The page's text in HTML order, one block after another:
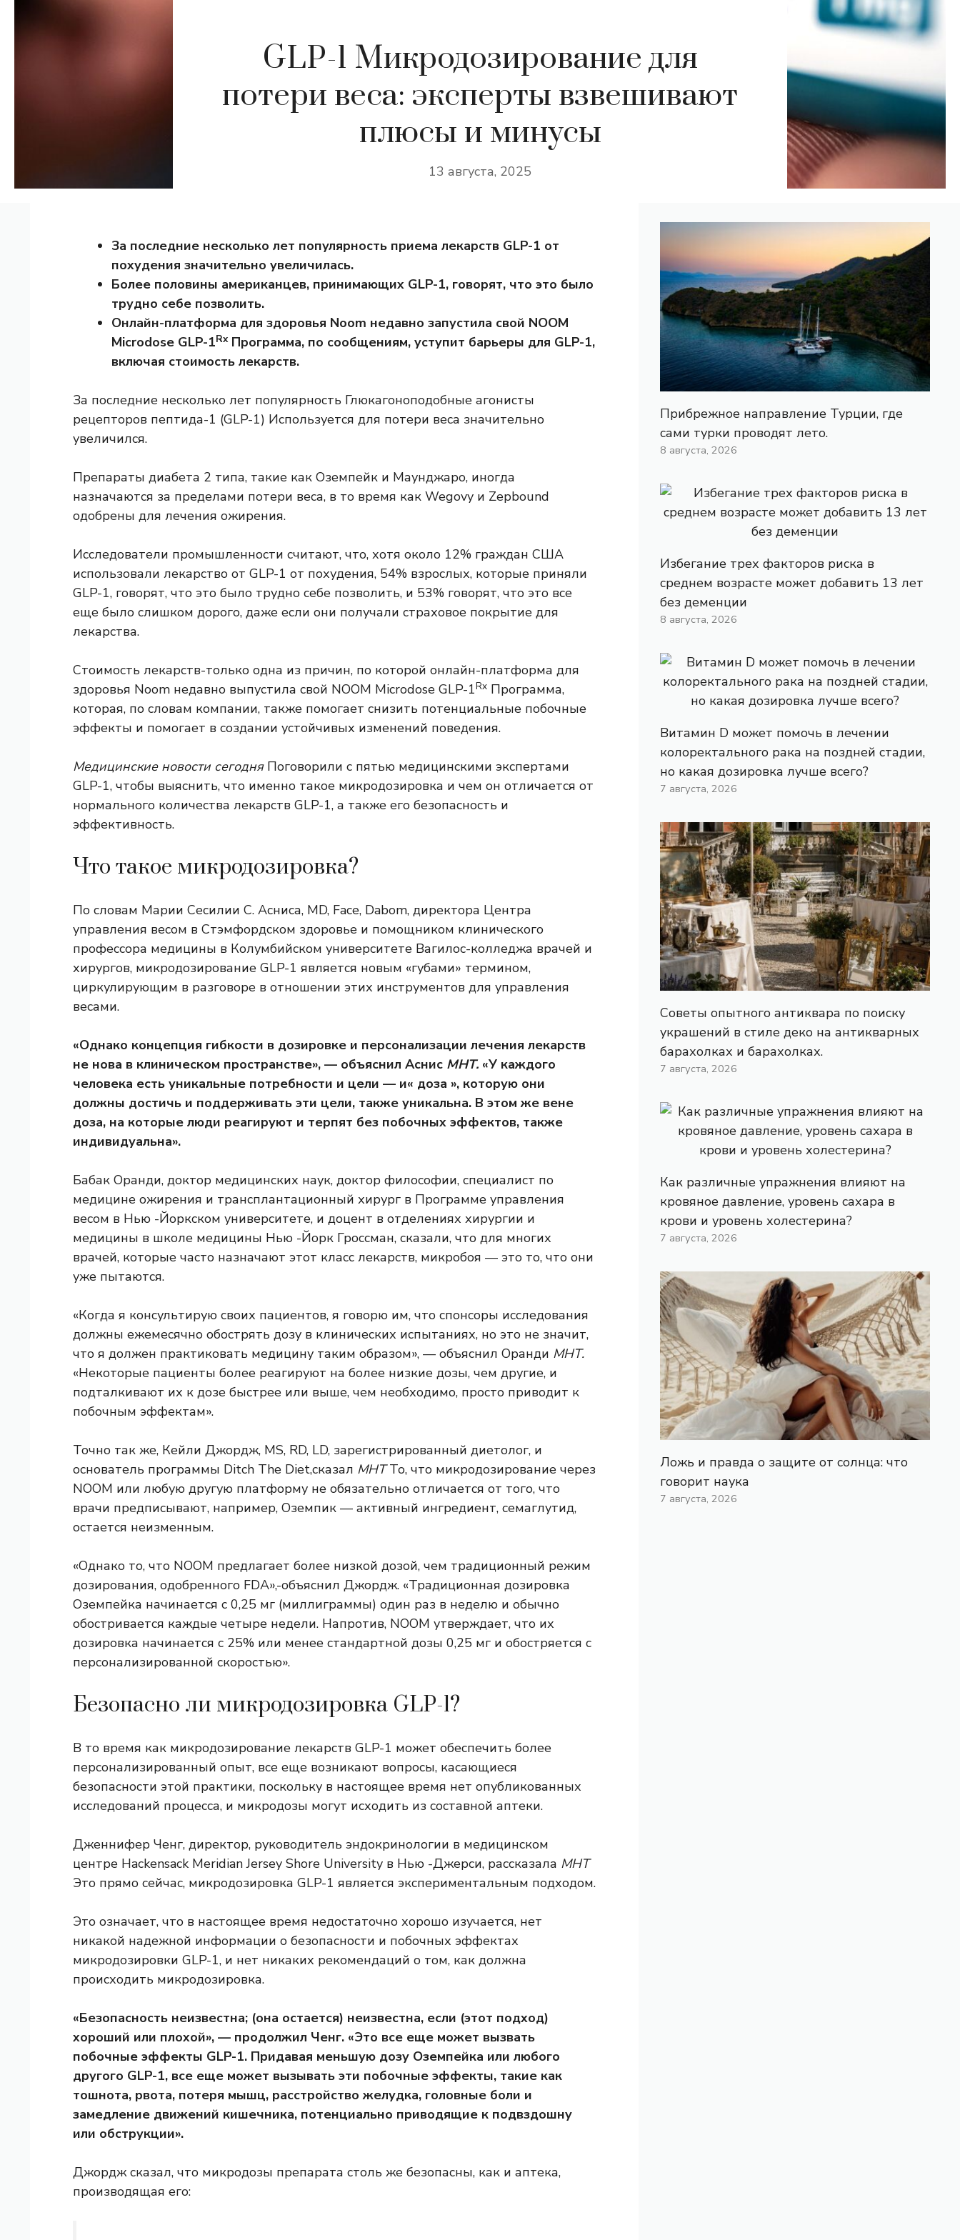
GLP-1 Микродозирование для
потери веса: эксперты взвешивают
плюсы и минусы
13 августа, 2025
За последние несколько лет популярность приема лекарств GLP-1 от
похудения значительно увеличилась.
Более половины американцев, принимающих GLP-1, говорят, что это было
трудно себе позволить.
Онлайн-платформа для здоровья Noom недавно запустила свой NOOM
Microdose GLP-1RxПрограмма, по сообщениям, уступит барьеры для GLP-1,
включая стоимость лекарств.
За последние несколько лет популярность Глюкагоноподобные агонисты
рецепторов пептида-1 (GLP-1) Используется для потери веса значительно
увеличился.
Препараты диабета 2 типа, такие как Оземпейк и Маунджаро, иногда
назначаются за пределами потери веса, в то время как Wegovy и Zepbound
одобрены для лечения ожирения.
Исследователи промышленности считают, что, хотя около 12% граждан США
использовали лекарство от GLP-1 от похудения, 54% взрослых, которые приняли
GLP-1, говорят, что это было трудно себе позволить, и 53% говорят, что это все
еще было слишком дорого, даже если они получали страховое покрытие для
лекарства.
Стоимость лекарств-только одна из причин, по которой онлайн-платформа для
здоровья Noom недавно выпустила свой NOOM Microdose GLP-1Rx Программа,
которая, по словам компании, также помогает снизить потенциальные побочные
эффекты и помогает в создании устойчивых изменений поведения.
Медицинские новости сегодняПоговорили с пятью медицинскими экспертами
GLP-1, чтобы выяснить, что именно такое микродозировка и чем он отличается от
нормального количества лекарств GLP-1, а также его безопасность и
эффективность.
Что такое микродозировка?
По словам Марии Сесилии С. Асниса, MD, Face, Dabom, директора Центра
управления весом в Стэмфордском здоровье и помощником клинического
профессора медицины в Колумбийском университете Вагилос-колледжа врачей и
хирургов, микродозирование GLP-1 является новым «губами» термином,
циркулирующим в разговоре в отношении этих инструментов для управления
весами.
«Однако концепция гибкости в дозировке и персонализации лечения лекарств
не нова в клиническом пространстве», — объяснил Аснис МНТ. «У каждого
человека есть уникальные потребности и цели — и« доза », которую они
должны достичь и поддерживать эти цели, также уникальна. В этом же вене
доза, на которые люди реагируют и терпят без побочных эффектов, также
индивидуальна».
Бабак Оранди, доктор медицинских наук, доктор философии, специалист по
медицине ожирения и трансплантационный хирург в Программе управления
весом в Нью -Йоркском университете, и доцент в отделениях хирургии и
медицины в школе медицины Нью -Йорк Гроссман, сказали, что для многих
врачей, которые часто назначают этот класс лекарств, микробоя — это то, что они
уже пытаются.
«Когда я консультирую своих пациентов, я говорю им, что спонсоры исследования
должны ежемесячно обострять дозу в клинических испытаниях, но это не значит,
что я должен практиковать медицину таким образом», — объяснил Оранди МНТ.
«Некоторые пациенты более реагируют на более низкие дозы, чем другие, и
подталкивают их к дозе быстрее или выше, чем необходимо, просто приводит к
побочным эффектам».
Точно так же, Кейли Джордж, MS, RD, LD, зарегистрированный диетолог, и
основатель программы Ditch The Diet,сказал МНТТо, что микродозирование через
NOOM или любую другую платформу не обязательно отличается от того, что
врачи предписывают, например, Оземпик — активный ингредиент, семаглутид,
остается неизменным.
«Однако то, что NOOM предлагает более низкой дозой, чем традиционный режим
дозирования, одобренного FDA»,-объяснил Джордж. «Традиционная дозировка
Оземпейка начинается с 0,25 мг (миллиграммы) один раз в неделю и обычно
обостривается каждые четыре недели. Напротив, NOOM утверждает, что их
дозировка начинается с 25% или менее стандартной дозы 0,25 мг и обостряется с
персонализированной скоростью».
Безопасно ли микродозировка GLP-1?
В то время как микродозирование лекарств GLP-1 может обеспечить более
персонализированный опыт, все еще возникают вопросы, касающиеся
безопасности этой практики, поскольку в настоящее время нет опубликованных
исследований процесса, и микродозы могут исходить из составной аптеки.
Дженнифер Ченг, директор, руководитель эндокринологии в медицинском
центре Hackensack Meridian Jersey Shore University в Нью -Джерси, рассказала МНТ
Это прямо сейчас, микродозировка GLP-1 является экспериментальным подходом.
Это означает, что в настоящее время недостаточно хорошо изучается, нет
никакой надежной информации о безопасности и побочных эффектах
микродозировки GLP-1, и нет никаких рекомендаций о том, как должна
происходить микродозировка.
«Безопасность неизвестна; (она остается) неизвестна, если (этот подход)
хороший или плохой», — продолжил Ченг. «Это все еще может вызвать
побочные эффекты GLP-1. Придавая меньшую дозу Оземпейка или любого
другого GLP-1, все еще может вызывать эти побочные эффекты, такие как
тошнота, рвота, потеря мышц, расстройство желудка, головные боли и
замедление движений кишечника, потенциально приводящие к подвздошну
или обструкции».
Джордж сказал, что микродозы препарата столь же безопасны, как и аптека,
производящая его:
Прибрежное направление Турции, где
сами турки проводят лето.
8 августа, 2026
Избегание трех факторов риска в
среднем возрасте может добавить 13 лет
без деменции
8 августа, 2026
Витамин D может помочь в лечении
колоректального рака на поздней стадии,
но какая дозировка лучше всего?
7 августа, 2026
Советы опытного антиквара по поиску
украшений в стиле деко на антикварных
барахолках и барахолках.
7 августа, 2026
Как различные упражнения влияют на
кровяное давление, уровень сахара в
крови и уровень холестерина?
7 августа, 2026
Ложь и правда о защите от солнца: что
говорит наука
7 августа, 2026